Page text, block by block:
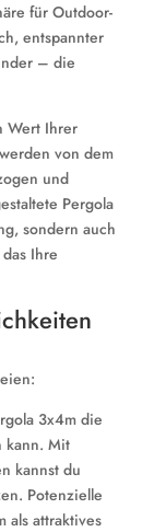
für Outdoor-
entspannter
– die
Wert Ihrer
von dem
und
Pergola
sondern auch
Ihre
3x4m die
kann. Mit
kannst du
Potenzielle
als attraktives